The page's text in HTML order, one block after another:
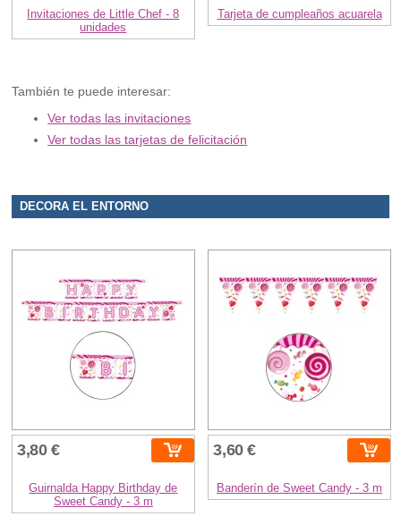
Invitaciones de Little Chef - 8
unidades
Tarjeta de cumpleaños acuarela
También te puede interesar:
Ver todas las invitaciones
Ver todas las tarjetas de felicitación
DECORA EL ENTORNO
3,80 €
Guirnalda Happy Birthday de
Sweet Candy - 3 m
3,60 €
Banderín de Sweet Candy - 3 m